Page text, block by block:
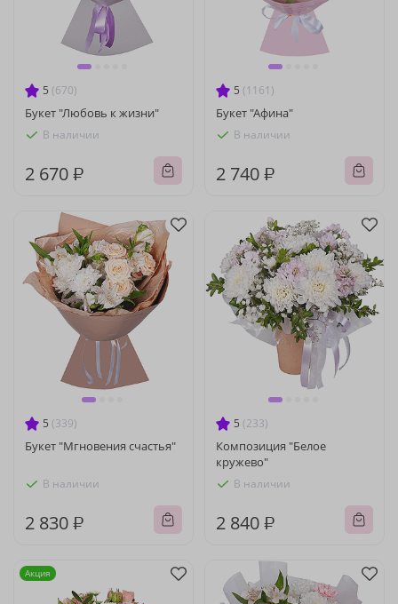
5 (670)
Букет "Любовь к жизни"
В наличии
2 670 ₽
5 (1161)
Букет "Афина"
В наличии
2 740 ₽
5 (339)
Букет "Мгновения счастья"
В наличии
2 830 ₽
5 (233)
Композиция "Белое
кружево"
В наличии
2 840 ₽
Акция